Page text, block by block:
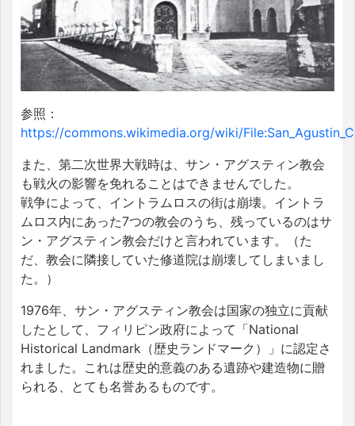
参照：
https://commons.wikimedia.org/wiki/
また、第二次世界大戦時は、サン・アグスティン教会
も戦火の影響を免れることはできませんでした。
戦争によって、イントラムロスの街は崩壊。イントラ
ムロス内にあった7つの教会のうち、残っているのはサ
ン・アグスティン教会だけと言われています。（た
だ、教会に隣接していた修道院は崩壊してしまいまし
た。）
1976年、サン・アグスティン教会は国家の独立に貢献
したとして、フィリピン政府によって「National
Historical Landmark（歴史ランドマーク）」に認定さ
れました。これは歴史的意義のある遺跡や建造物に贈
られる、とても名誉あるものです。